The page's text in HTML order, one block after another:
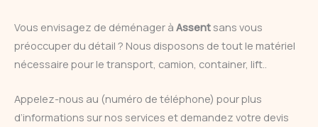
Vous envisagez de déménager à Assent sans vous
préoccuper du détail ? Nous disposons de tout le matériel
nécessaire pour le transport, camion, container, lift..
Appelez-nous au (numéro de téléphone) pour plus
d’informations sur nos services et demandez votre devis